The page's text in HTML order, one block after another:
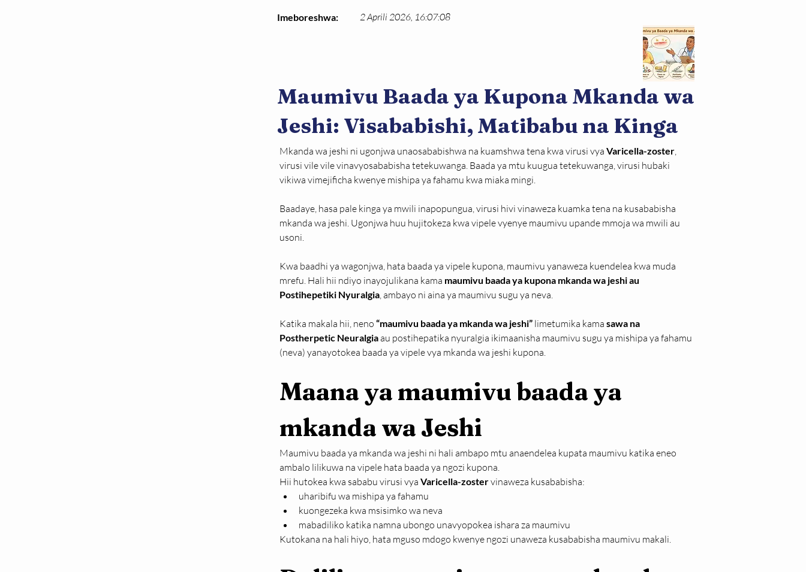
Imeboreshwa:
2 Aprili 2026, 16:07:08
Maumivu Baada ya Kupona Mkanda wa
Jeshi: Visababishi, Matibabu na Kinga
Mkanda wa jeshi ni ugonjwa unaosababishwa na kuamshwa tena kwa virusi vya Varicella-zoster,
virusi vile vile vinavyosababisha tetekuwanga. Baada ya mtu kuugua tetekuwanga, virusi hubaki
vikiwa vimejificha kwenye mishipa ya fahamu kwa miaka mingi.
Baadaye, hasa pale kinga ya mwili inapopungua, virusi hivi vinaweza kuamka tena na kusababisha
mkanda wa jeshi. Ugonjwa huu hujitokeza kwa vipele vyenye maumivu upande mmoja wa mwili au
usoni.
Kwa baadhi ya wagonjwa, hata baada ya vipele kupona, maumivu yanaweza kuendelea kwa muda
mrefu. Hali hii ndiyo inayojulikana kama maumivu baada ya kupona mkanda wa jeshi au
Postihepetiki Nyuralgia, ambayo ni aina ya maumivu sugu ya neva.
Katika makala hii, neno “maumivu baada ya mkanda wa jeshi” limetumika kama sawa na
Postherpetic Neuralgia au postihepatika nyuralgia ikimaanisha maumivu sugu ya mishipa ya fahamu
(neva) yanayotokea baada ya vipele vya mkanda wa jeshi kupona.
Maana ya maumivu baada ya
mkanda wa Jeshi
Maumivu baada ya mkanda wa jeshi ni hali ambapo mtu anaendelea kupata maumivu katika eneo
ambalo lilikuwa na vipele hata baada ya ngozi kupona.
Hii hutokea kwa sababu virusi vya Varicella-zoster vinaweza kusababisha:
uharibifu wa mishipa ya fahamu
kuongezeka kwa msisimko wa neva
mabadiliko katika namna ubongo unavyopokea ishara za maumivu
Kutokana na hali hiyo, hata mguso mdogo kwenye ngozi unaweza kusababisha maumivu makali.